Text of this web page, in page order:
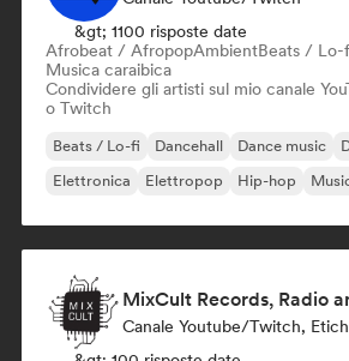
&gt; 1100 risposte date
Afrobeat / AfropopAmbientBeats / Lo-
Musica caraibica
Condividere gli artisti sul mio canale
o Twitch
Beats / Lo-fi Dancehall Dance music
Elettronica
Elettropop Hip-hop
MixCult Records, Radio